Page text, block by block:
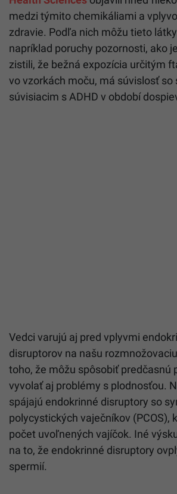
medzi týmito chemikáliami a
zdravie. Podľa nich môžu tieto
napríklad poruchy pozornosti, ako
zistili, že bežná expozícia určitým
vo vzorkách moču, má súvislosť so
súvisiacim s ADHD v období
Vedci varujú aj pred vplyvmi
disruptorov na našu
toho, že môžu spôsobiť predčasnú
vyvolať aj problémy s plodnosťou.
spájajú endokrinné disruptory so
polycystických vaječníkov (PCOS),
počet uvoľnených vajíčok. Iné
na to, že endokrinné disruptory
spermií.